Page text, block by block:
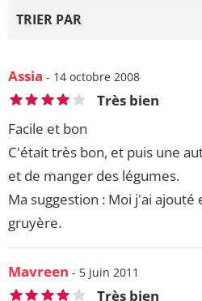
TRIER PAR
Assia - 14 octobre 2008
Très bien
Facile et bon
C'était très bon, et puis une
et de manger des légumes.
Ma suggestion : Moi j'ai ajouté
gruyère.
Mavreen - 5 juin 2011
Très bien